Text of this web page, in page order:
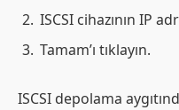
ISCSI cihazının IP
Tamam’ı tıklayın.
ISCSI depolama